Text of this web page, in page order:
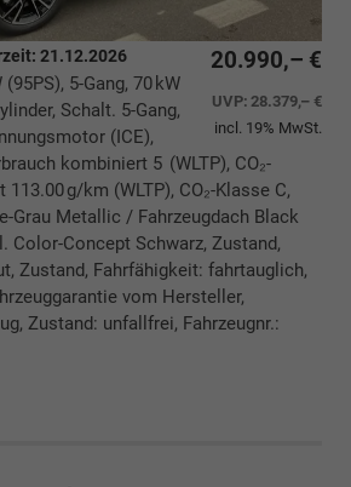
20.990,– €
UVP:28.379,– €
incl. 19% MwSt.
21.12.2026
5-Gang, 70 kW
Schalt. 5-Gang,
(ICE),
kombiniert 5 (WLTP), CO₂-
g/km (WLTP), CO₂-Klasse C,
Grau Metallic / Fahrzeugdach Black
Color-Concept Schwarz, Zustand,
Zustand, Fahrfähigkeit: fahrtauglich,
vom Hersteller,
Zustand: unfallfrei, Fahrzeugnr.:
drucken